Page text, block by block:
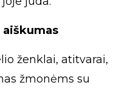
ženklai, atitvarai,
žmonėms su